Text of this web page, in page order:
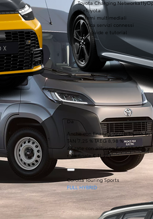
Da
Anche con finanziamento Toyota
TAN 7,25 % TAEG 8,98 %
47 rate con anticipo € 6.600,00
rata finale € 11.323
Corolla Touring Sports
FULL HYBRID
Toyota Charging Network
WeToyota
Sistemi multimediali
Verifica servizi connessi
FAQ, guide e tutorial